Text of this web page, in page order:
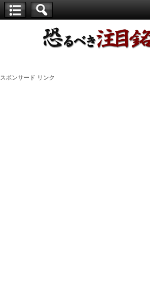
スポンサード リンク